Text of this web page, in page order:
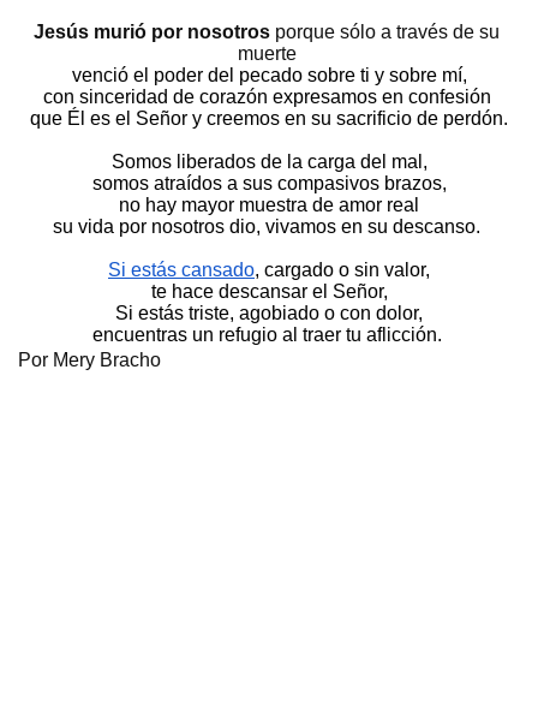
Jesús murió por nosotros porque sólo a través de su
muerte
venció el poder del pecado sobre ti y sobre mí,
con sinceridad de corazón expresamos en confesión
que Él es el Señor y creemos en su sacrificio de perdón.
Somos liberados de la carga del mal,
somos atraídos a sus compasivos brazos,
no hay mayor muestra de amor real
su vida por nosotros dio, vivamos en su descanso.
Si estás cansado, cargado o sin valor,
te hace descansar el Señor,
Si estás triste, agobiado o con dolor,
encuentras un refugio al traer tu aflicción.
Por Mery Bracho